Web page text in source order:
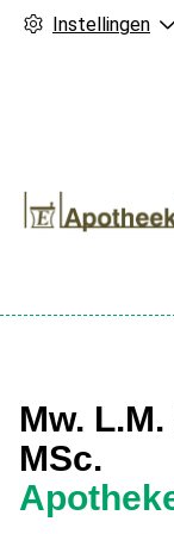
Instellingen
Mw.
MSc.